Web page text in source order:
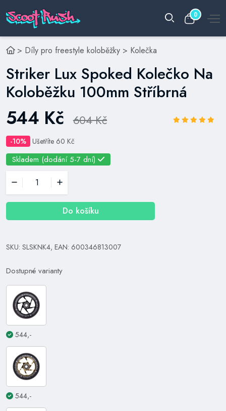
0
> Díly pro freestyle koloběžky > Kolečka
Striker Lux Spoked Kolečko Na
Koloběžku 100mm Stříbrná
544 Kč 604 Kč
-10% Ušetříte 60 Kč
Skladem (dodání 5-7 dní)
Do košíku
SKU: SLSKNK4, EAN: 600346813007
Dostupné varianty
544,-
544,-